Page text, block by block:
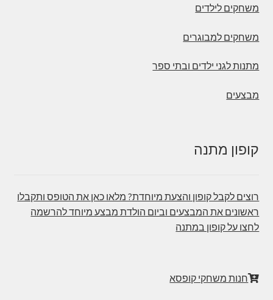
משחקים לילדים
משחקים למבוגרים
מתנות לגני ילדים ובתי ספר
מבצעים
קופון מתנה
רוצים לקבל קופון והצעת מיוחדת? מלאו כאן את הטופס ותקבלו
ראשונים את המבצעים וביום הולדת מבצע מיוחד להרשמה
לחצו על קופון במתנה
חנות משחקי קופסא